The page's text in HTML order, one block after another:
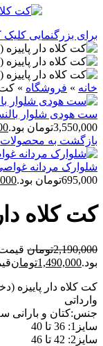
برای بزرگنمایی کلیک
خانه » فروشگاه » کت
ست هودی شلوار
3,550,000تومان بود.
بازگشت به محصولات
شلوارک مردانه
695,000تومان بود.
کت کلاه
2,190,000تومان
بود.1,490,000تومان
کت کلاه دار پاییزه
وارداتی
جنس:کتان و بارانی
سایز1: 36 تا 40
سایز2: 42 تا 46